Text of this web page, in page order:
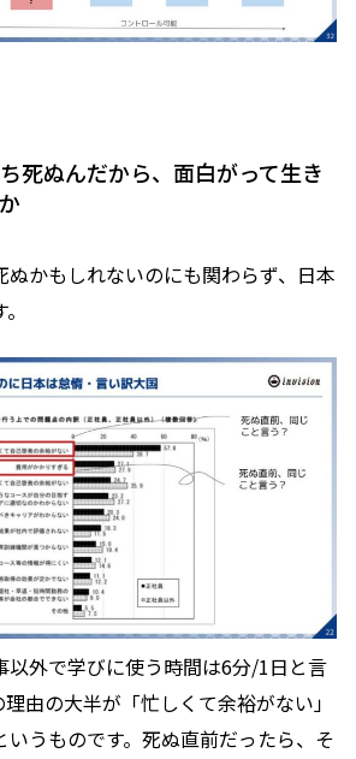
死ぬんだから、面白がって生き
ぬかもしれないのにも関わらず、日本
以外で学びに使う時間は6分/1日と言
由の大半が「忙しくて余裕がない」
いうものです。死ぬ直前だったら、そ